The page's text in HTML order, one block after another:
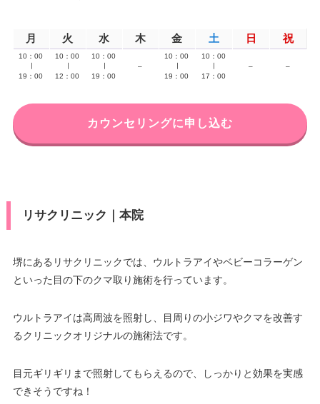
月 火 水 木 金 土 日 祝
10：00
19：00
10：00
12：00
10：00
19：00
–
10：00
19：00
10：00
17：00
– –
カウンセリングに申し込む
リサクリニック｜本院
堺にあるリサクリニックでは、ウルトラアイやベビーコラーゲン
といった目の下のクマ取り施術を行っています。
ウルトラアイは高周波を照射し、目周りの小ジワやクマを改善す
るクリニックオリジナルの施術法です。
目元ギリギリまで照射してもらえるので、しっかりと効果を実感
できそうですね！